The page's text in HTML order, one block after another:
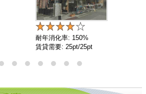
耐年消化率: 150%
賃貸需要: 25pt/25pt